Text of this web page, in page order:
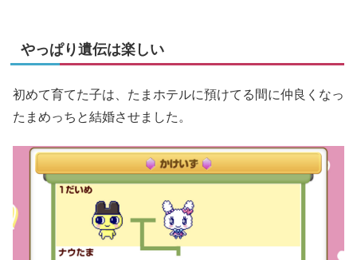
やっぱり遺伝は楽しい
初めて育てた子は、たまホテルに預けてる間に仲良くなっ
たまめっちと結婚させました。